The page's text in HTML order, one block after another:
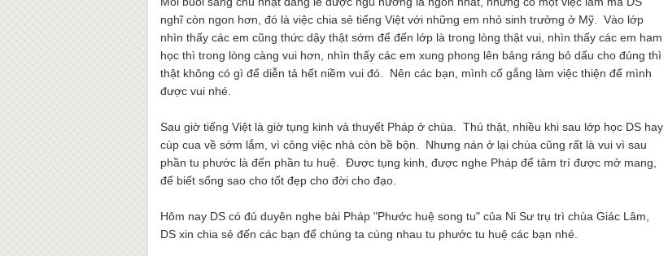
nghĩ còn ngon hơn, đó là việc chia sẻ tiếng Việt với những em nhỏ sinh trưởng ở Mỹ. Vào lớp
nhìn thấy các em cũng thức dậy thật sớm để đến lớp là trong lòng thật vui, nhìn thấy các em ham
học thì trong lòng càng vui hơn, nhìn thấy các em xung phong lên bảng ráng bỏ dấu cho đúng thì
thật không có gì để diễn tả hết niềm vui đó. Nên các bạn, mình cố gắng làm việc thiện để mình
được vui nhé.
Sau giờ tiếng Việt là giờ tụng kinh và thuyết Pháp ở chùa. Thú thật, nhiều khi sau lớp học DS hay
cúp cua về sớm lắm, vì công việc nhà còn bề bộn. Nhưng nán ở lại chùa cũng rất là vui vì sau
phần tu phước là đến phần tu huệ. Được tụng kinh, được nghe Pháp để tâm trí được mở mang,
để biết sống sao cho tốt đẹp cho đời cho đạo.
Hôm nay DS có đủ duyên nghe bài Pháp "Phước huệ song tu" của Ni Sư trụ trì chùa Giác Lâm,
DS xin chia sẻ đến các bạn để chúng ta cùng nhau tu phước tu huệ các bạn nhé.